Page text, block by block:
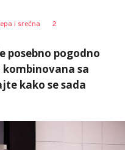
i srećna 2
posebno pogodno
sa
kako se sada